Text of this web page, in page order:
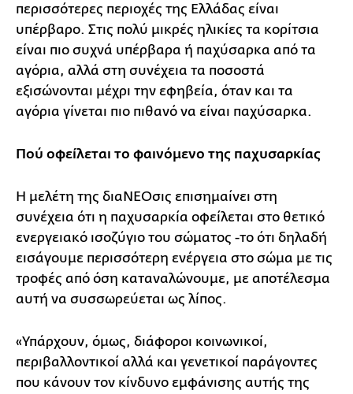
περισσότερες περιοχές της Ελλάδας είναι
υπέρβαρο. Στις πολύ μικρές ηλικίες τα κορίτσια
είναι πιο συχνά υπέρβαρα ή παχύσαρκα από τα
αγόρια, αλλά στη συνέχεια τα ποσοστά
εξισώνονται μέχρι την εφηβεία, όταν και τα
αγόρια γίνεται πιο πιθανό να είναι παχύσαρκα.
Πού οφείλεται το φαινόμενο της παχυσαρκίας
Η μελέτη της διαΝΕΟσις επισημαίνει στη
συνέχεια ότι η παχυσαρκία οφείλεται στο θετικό
ενεργειακό ισοζύγιο του σώματος -το ότι δηλαδή
εισάγουμε περισσότερη ενέργεια στο σώμα με τις
τροφές από όση καταναλώνουμε, με αποτέλεσμα
αυτή να συσσωρεύεται ως λίπος.
«Υπάρχουν, όμως, διάφοροι κοινωνικοί,
περιβαλλοντικοί αλλά και γενετικοί παράγοντες
που κάνουν τον κίνδυνο εμφάνισης αυτής της